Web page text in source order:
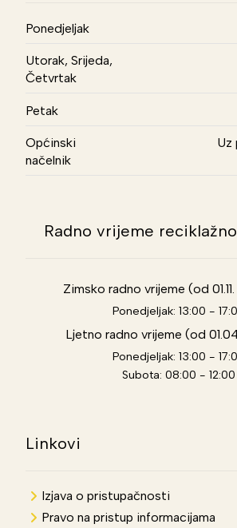
Ponedjeljak
Utorak, Srijeda,
Četvrtak
Petak
Općinski
načelnik
Uz
Radno vrijeme
Zimsko radno vrijeme (od
Ponedjeljak: 13:00 -
Ljetno radno vrijeme (od
Ponedjeljak: 13:00 -
Subota: 08:00 - 12:00
Linkovi
Izjava o pristupačnosti
Pravo na pristup informacijama